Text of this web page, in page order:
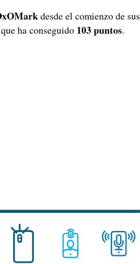
desde el comienzo de sus
ha conseguido 103 puntos.